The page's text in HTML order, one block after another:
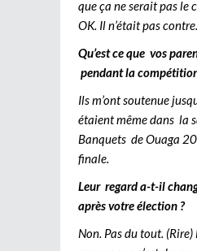
que ça ne serait pas le
OK. Il n’était pas contre.
Qu’est ce que vos
pendant la
Ils m’ont soutenue
étaient même dans la
Banquets de Ouaga
finale.
Leur regard a-t-il
après votre élection ?
Non. Pas du tout.